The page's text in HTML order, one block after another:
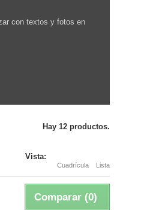
con textos y fotos en
Hay 12 productos.
Vista:
Cuadrícula Lista
Comparar (0)